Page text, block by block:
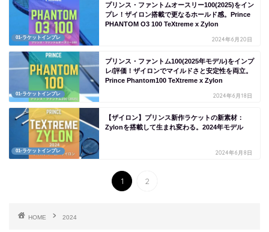
01-ラケットインプレ
プリンス・ファントムオースリー100(2025)をイン
プレ！ザイロン搭載で更なるホールド感。Prince
PHANTOM O3 100 TeXtreme x Zylon
2024年6月20日
01-ラケットインプレ
プリンス・ファントム100(2025年モデル)をインプ
レ/評価！ザイロンでマイルドさと安定性を両立。
Prince Phantom100 TeXtreme x Zylon
2024年6月18日
01-ラケットインプレ
【ザイロン】プリンス新作ラケットの新素材：
Zylonを搭載して生まれ変わる。2024年モデル
2024年6月8日
1 2
HOME 2024